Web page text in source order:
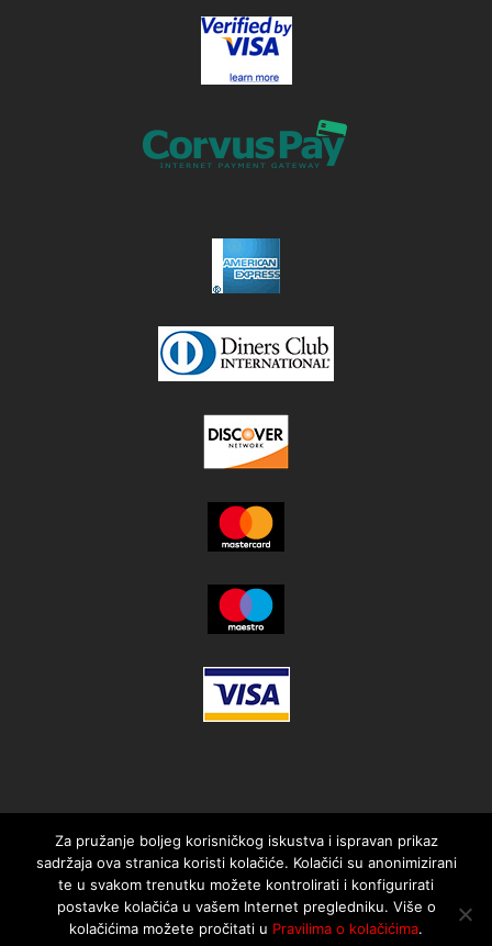
Za pružanje boljeg korisničkog iskustva i ispravan prikaz
sadržaja ova stranica koristi kolačiće. Kolačići su anonimizirani
te u svakom trenutku možete kontrolirati i konfigurirati
postavke kolačića u vašem Internet pregledniku. Više o
kolačićima možete pročitati u Pravilima o kolačićima.